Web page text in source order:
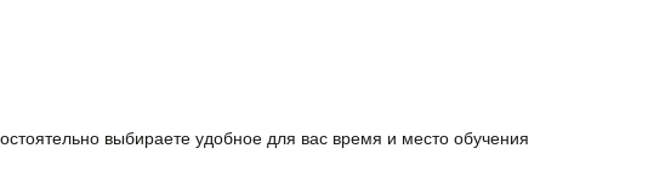
выбираете удобное для вас время и место обучения